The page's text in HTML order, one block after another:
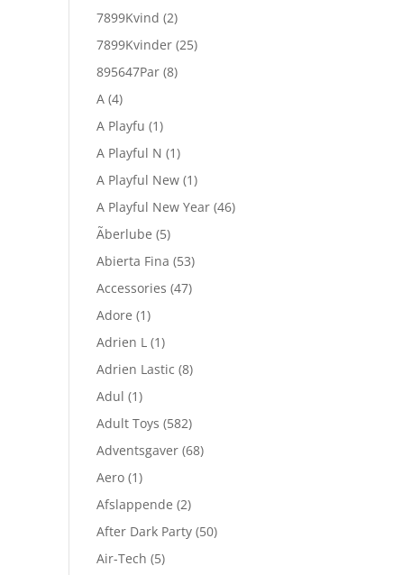
7899Kvind (2)
7899Kvinder (25)
895647Par (8)
A (4)
A Playfu (1)
A Playful N (1)
A Playful New (1)
A Playful New Year (46)
Ãberlube (5)
Abierta Fina (53)
Accessories (47)
Adore (1)
Adrien L (1)
Adrien Lastic (8)
Adul (1)
Adult Toys (582)
Adventsgaver (68)
Aero (1)
Afslappende (2)
After Dark Party (50)
Air-Tech (5)